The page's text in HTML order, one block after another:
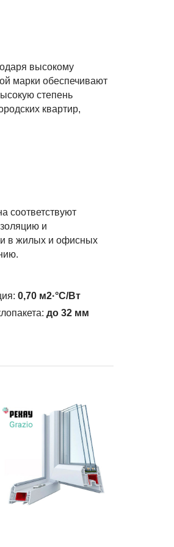
высокому
марки обеспечивают
степень
квартир,
соответствуют
и
в жилых и офисных
0,70 м2·°С/Вт
до 32 мм